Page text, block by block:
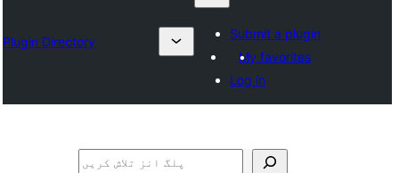
Plugin Directory
Submit a plugin
My favorites
Log in
تلاش